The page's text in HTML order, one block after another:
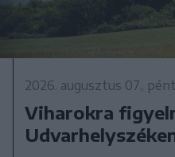
2026. augusztus 07.,
Viharokra